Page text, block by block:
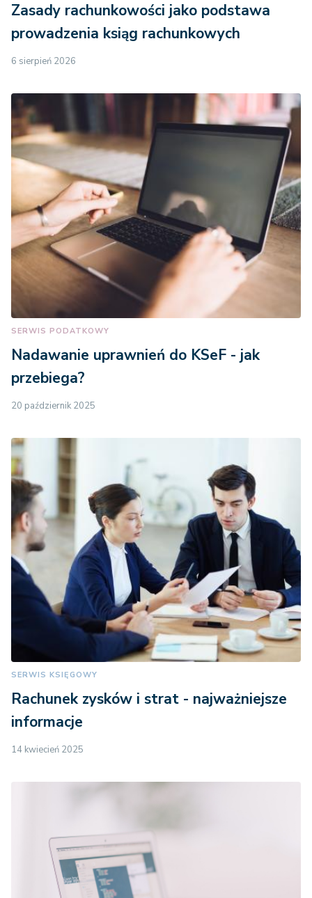
Zasady rachunkowości jako podstawa
prowadzenia ksiąg rachunkowych
6 sierpień 2026
SERWIS PODATKOWY
Nadawanie uprawnień do KSeF - jak
przebiega?
20 październik 2025
SERWIS KSIĘGOWY
Rachunek zysków i strat - najważniejsze
informacje
14 kwiecień 2025